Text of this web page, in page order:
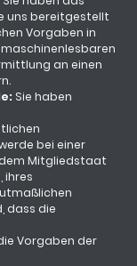
uns bereitgestellt
Vorgaben in
an einen
Sie haben
bei einer
Mitgliedstaat
ihres
dass die
Vorgaben der